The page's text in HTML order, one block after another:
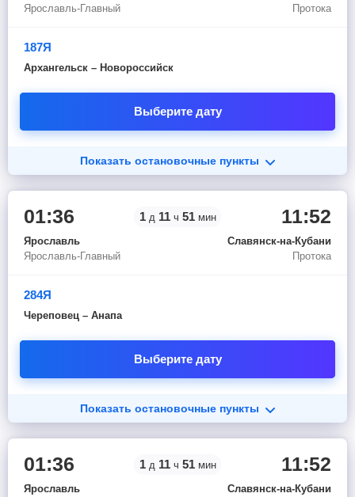
Ярославль-Главный
Протока
187Я
Архангельск – Новороссийск
Выберите дату
Показать остановочные пункты
01:36
Ярославль
Ярославль-Главный
1 д 11 ч 51 мин 11:52
Славянск-на-Кубани
Протока
284Я
Череповец – Анапа
Выберите дату
Показать остановочные пункты
01:36
Ярославль
1 д 11 ч 51 мин 11:52
Славянск-на-Кубани